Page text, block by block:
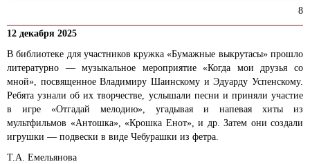
8
12 декабря 2025
В библиотеке для участников кружка «Бумажные выкрутасы» прошло
литературно — музыкальное мероприятие «Когда мои друзья со
мной», посвященное Владимиру Шаинскому и Эдуарду Успенскому.
Ребята узнали об их творчестве, услышали песни и приняли участие
в игре «Отгадай мелодию», угадывая и напевая хиты из
мультфильмов «Антошка», «Крошка Енот», и др. Затем они создали
игрушки — подвески в виде Чебурашки из фетра.
Т.А. Емельянова